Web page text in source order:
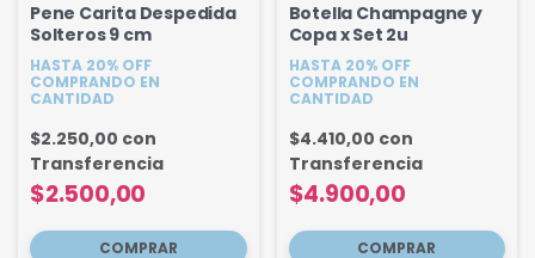
Pene Carita Despedida
Solteros 9 cm
HASTA 20% OFF
COMPRANDO EN
CANTIDAD
$2.500,00
$2.250,00 con
Transferencia
Botella Champagne y
Copa x Set 2u
HASTA 20% OFF
COMPRANDO EN
CANTIDAD
$4.900,00
$4.410,00 con
Transferencia